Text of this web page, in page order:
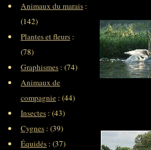
Animaux du marais :
(142)
Plantes et fleurs :
(78)
Graphismes : (74)
Animaux de
compagnie : (44)
Insectes : (43)
Cygnes : (39)
Équidés : (37)